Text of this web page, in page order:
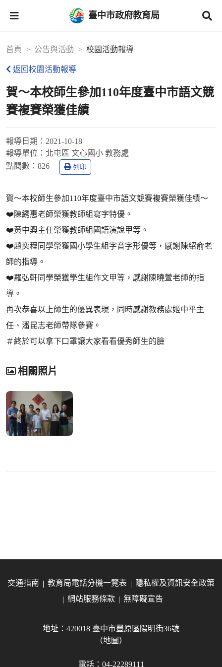
臺中市政府教育局
首頁 公告與活動 校園活動報導
返回校園活動報導
賀～本校師生參加110年度臺中市語文競
賽複賽榮獲佳績
報導日期： 2021-10-18
報導單位： 北屯區 文心國小 教務處
點閱數： 826 列印
賀～本校師生參加110年度臺中市語文競賽複賽榮獲佳績～
❤️陳綉惠老師榮獲教師組寫字特優。
❤️黃中興主任榮獲教師組國語演說甲等。
❤️趙奕程同學榮獲國小學生組字音字形優等，感謝陳紹俞老
師的指導。
❤️羅弘軒同學榮獲學生組作文甲等，感謝陳曉萱老師的指
導。
再次恭喜以上師生的優異表現，同時感謝教務處姬中平主
任、潘昆志老師帶隊參賽。
＃終於可以拿下口罩讓大家看看優秀師生的臉
相關照片
交通指南 教育局電話分機一覽表
隱私權及資訊安全政策
網站服務條款
無障礙宣告
地址：420018 臺中市豐原區陽明街36號
（地圖）
電話：04-22289111